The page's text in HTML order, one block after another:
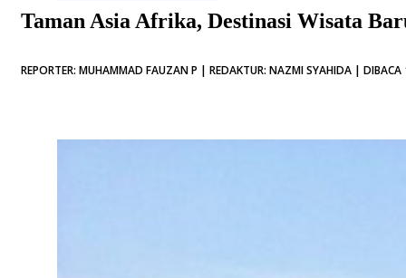
Taman Asia Afrika, Destinasi Wisata
REPORTER: MUHAMMAD FAUZAN P | REDAKTUR: NAZMI SYAHIDA | DIBACA